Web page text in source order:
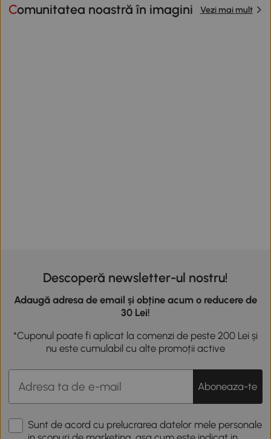
Comunitatea noastră în imagini Vezi mai mult
Descoperă newsletter-ul nostru!
Adaugă adresa de email și obține acum o reducere de
30 Lei!
*Cuponul poate fi aplicat la comenzi de peste 200 Lei și
nu este cumulabil cu alte promoții active
Aboneaza-te
Sunt de acord cu prelucrarea datelor mele personale